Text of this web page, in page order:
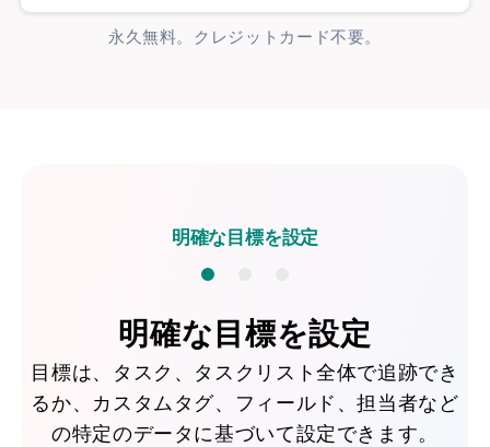
永久無料。クレジットカード不要。
明確な目標を設定
明確な目標を設定
目標は、タスク、タスクリスト全体で追跡でき
るか、カスタムタグ、フィールド、担当者など
の特定のデータに基づいて設定できます。